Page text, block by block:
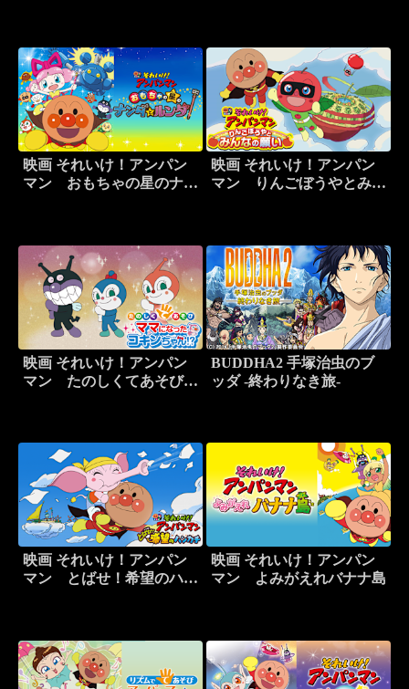
映画 それいけ！アンパン
マン おもちゃの星のナン
映画 それいけ！アンパン
マン りんごぼうやとみん
映画 それいけ！アンパン
マン たのしくてあそび
BUDDHA2 手塚治虫のブ
ッダ -終わりなき旅-
映画 それいけ！アンパン
マン とばせ！希望のハン
映画 それいけ！アンパン
マン よみがえれバナナ島